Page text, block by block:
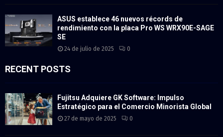
ASUS establece 46 nuevos récords de
rendimiento con la placa Pro WS WRX90E-SAGE
SE
24 de julio de 2025 0
RECENT POSTS
Fujitsu Adquiere GK Software: Impulso
Estratégico para el Comercio Minorista Global
27 de mayo de 2025 0